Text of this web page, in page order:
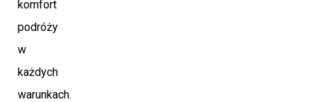
komfort
podróży
w
każdych
warunkach.